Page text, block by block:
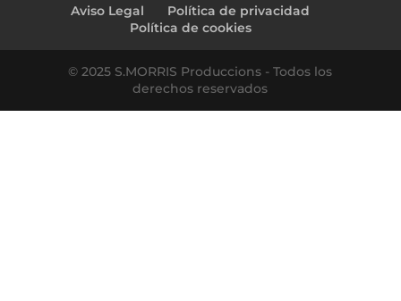
Aviso Legal
Política de privacidad
Política de cookies
© 2025 S.MORRIS Produccions - Todos los
derechos reservados